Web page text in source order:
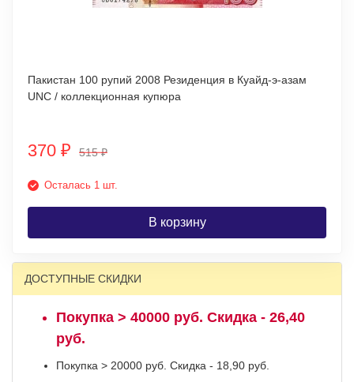
Пакистан 100 рупий 2008 Резиденция в Куайд-э-азам
UNC / коллекционная купюра
370 ₽ 515₽
Осталась 1 шт.
В корзину
ДОСТУПНЫЕ СКИДКИ
Покупка > 40000 руб. Скидка - 26,40
руб.
Покупка > 20000 руб. Скидка - 18,90 руб.